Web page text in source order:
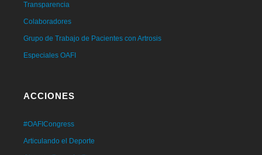
Transparencia
Colaboradores
Grupo de Trabajo de Pacientes con Artrosis
Especiales OAFI
ACCIONES
#OAFICongress
Articulando el Deporte